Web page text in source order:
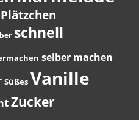
Plätzchen
schnell
selber machen
Süßes Vanille
Zucker